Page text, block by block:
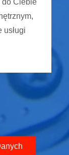
do Ciebie
usługi